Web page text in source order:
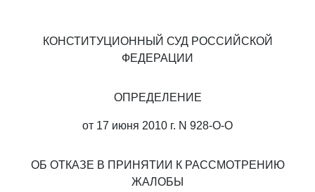
КОНСТИТУЦИОННЫЙ СУД РОССИЙСКОЙ
ФЕДЕРАЦИИ
ОПРЕДЕЛЕНИЕ
от 17 июня 2010 г. N 928-О-О
ОБ ОТКАЗЕ В ПРИНЯТИИ К РАССМОТРЕНИЮ
ЖАЛОБЫ